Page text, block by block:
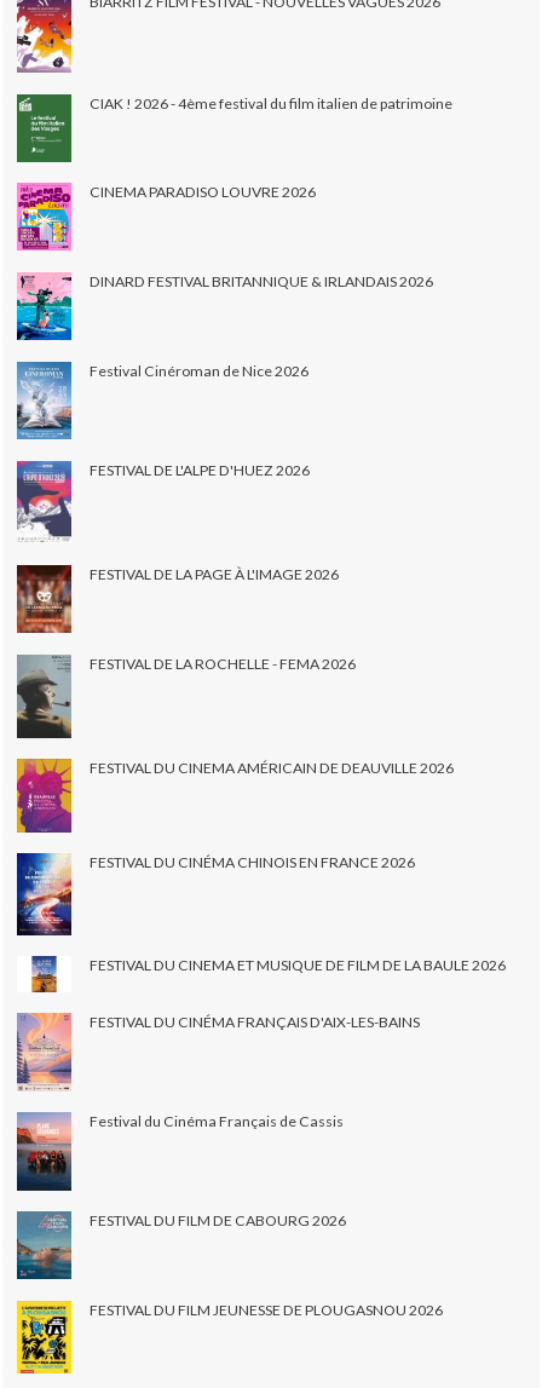
CIAK ! 2026 - 4ème festival du film italien de patrimoine
CINEMA PARADISO LOUVRE 2026
DINARD FESTIVAL BRITANNIQUE & IRLANDAIS 2026
Festival Cinéroman de Nice 2026
FESTIVAL DE L'ALPE D'HUEZ 2026
FESTIVAL DE LA PAGE À L'IMAGE 2026
FESTIVAL DE LA ROCHELLE - FEMA 2026
FESTIVAL DU CINEMA AMÉRICAIN DE DEAUVILLE 2026
FESTIVAL DU CINÉMA CHINOIS EN FRANCE 2026
FESTIVAL DU CINEMA ET MUSIQUE DE FILM DE LA BAULE 2026
FESTIVAL DU CINÉMA FRANÇAIS D'AIX-LES-BAINS
Festival du Cinéma Français de Cassis
FESTIVAL DU FILM DE CABOURG 2026
FESTIVAL DU FILM JEUNESSE DE PLOUGASNOU 2026